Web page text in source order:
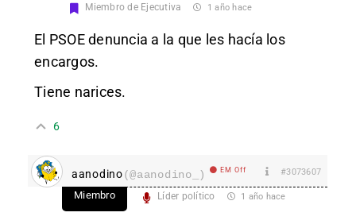
Miembro de Ejecutiva 1 año hace
El PSOE denuncia a la que les hacía los
encargos.
Tiene narices.
6
aanodino(@aanodino_) EM Off #3073607
Miembro Líder político 1 año hace